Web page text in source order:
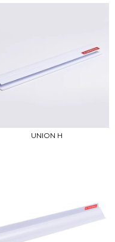
UNION H